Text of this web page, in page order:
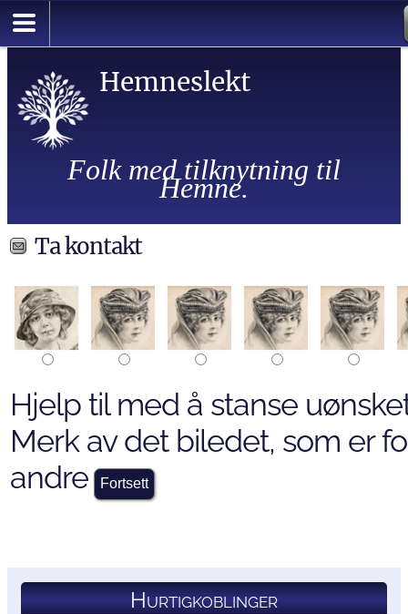
Hemneslekt
Folk med tilknytning til
Hemne.
Ta kontakt
Hjelp til med å stanse
Merk av det biledet, som er
andre
Hurtigkoblinger